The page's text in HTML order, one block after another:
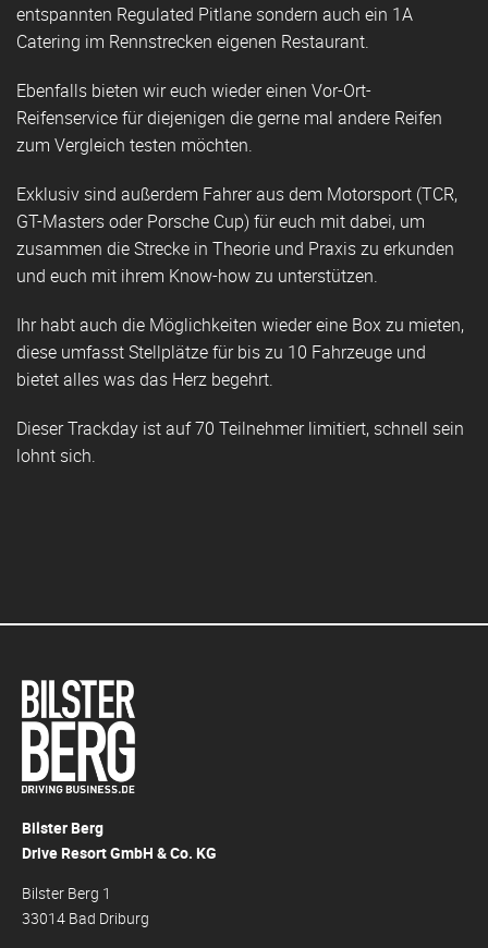
entspannten Regulated Pitlane sondern auch ein 1A
Catering im Rennstrecken eigenen Restaurant.
Ebenfalls bieten wir euch wieder einen Vor-Ort-
Reifenservice für diejenigen die gerne mal andere Reifen
zum Vergleich testen möchten.
Exklusiv sind außerdem Fahrer aus dem Motorsport (TCR,
GT-Masters oder Porsche Cup) für euch mit dabei, um
zusammen die Strecke in Theorie und Praxis zu erkunden
und euch mit ihrem Know-how zu unterstützen.
Ihr habt auch die Möglichkeiten wieder eine Box zu mieten,
diese umfasst Stellplätze für bis zu 10 Fahrzeuge und
bietet alles was das Herz begehrt.
Dieser Trackday ist auf 70 Teilnehmer limitiert, schnell sein
lohnt sich.
Bilster Berg
Drive Resort GmbH & Co. KG
Bilster Berg 1
33014 Bad Driburg